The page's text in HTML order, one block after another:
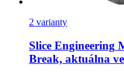
2 varianty
Slice Engineering
Break, aktuálna